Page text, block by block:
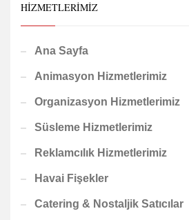
HIZMETLERIMIZ
Ana Sayfa
Animasyon Hizmetlerimiz
Organizasyon Hizmetlerimiz
Süsleme Hizmetlerimiz
Reklamcılık Hizmetlerimiz
Havai Fişekler
Catering & Nostaljik Satıcılar